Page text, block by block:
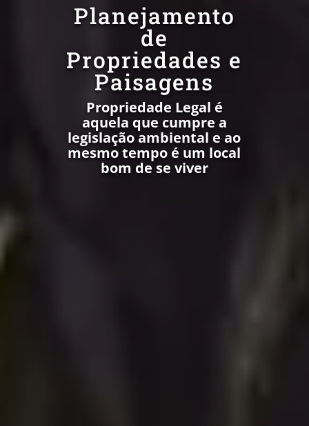
Planejamento
de
Propriedades e
Paisagens
Propriedade Legal é
aquela que cumpre a
legislação ambiental e ao
mesmo tempo é um local
bom de se viver